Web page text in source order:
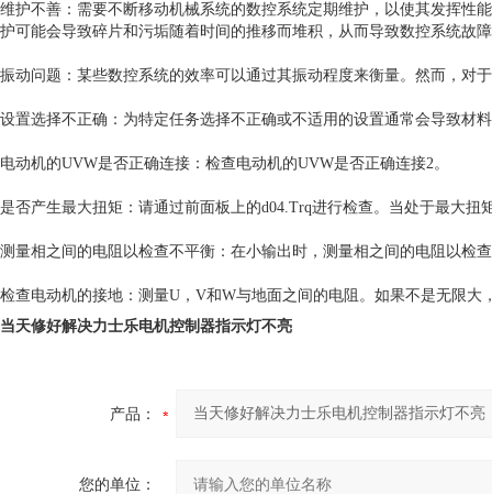
维护不善：需要不断移动机械系统的数控系统定期维护，以使其发挥性
护可能会导致碎片和污垢随着时间的推移而堆积，从而导致数控系统故
振动问题：某些数控系统的效率可以通过其振动程度来衡量。然而，对
设置选择不正确：为特定任务选择不正确或不适用的设置通常会导致材
电动机的UVW是否正确连接：检查电动机的UVW是否正确连接2。
是否产生最大扭矩：请通过前面板上的d04.Trq进行检查。当处于最大
测量相之间的电阻以检查不平衡：在小输出时，测量相之间的电阻以检
检查电动机的接地：测量U，V和W与地面之间的电阻。如果不是无限大
当天修好解决力士乐电机控制器指示灯不亮
产品：
您的单位：